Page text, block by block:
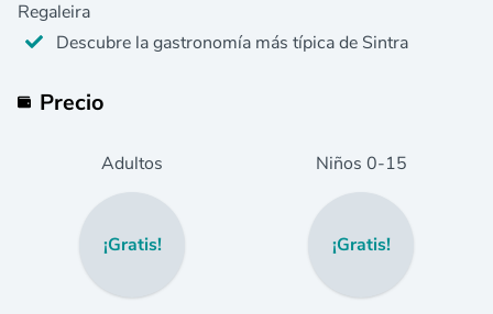
Regaleira
Descubre la gastronomía más típica de Sintra
Precio
Adultos
¡Gratis!
Niños 0-15
¡Gratis!